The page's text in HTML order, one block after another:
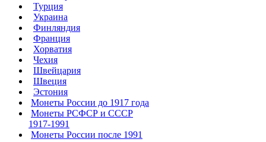
Турция
Украина
Финляндия
Франция
Хорватия
Чехия
Швейцария
Швеция
Эстония
Монеты России до 1917 года
Монеты РСФСР и СССР
1917-1991
Монеты России после 1991